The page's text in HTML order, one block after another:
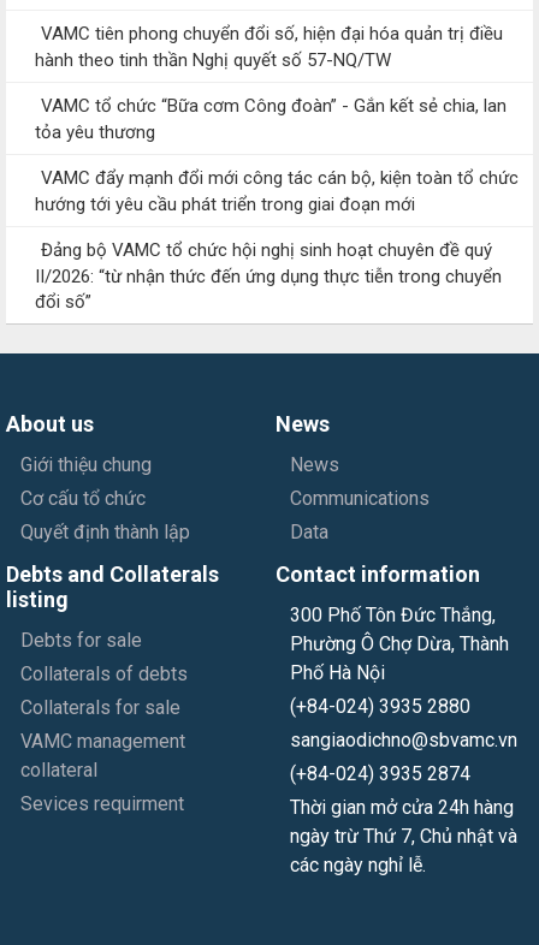
VAMC tiên phong chuyển đổi số, hiện đại hóa quản trị điều
hành theo tinh thần Nghị quyết số 57-NQ/TW
VAMC tổ chức “Bữa cơm Công đoàn” - Gắn kết sẻ chia, lan
tỏa yêu thương
VAMC đẩy mạnh đổi mới công tác cán bộ, kiện toàn tổ chức
hướng tới yêu cầu phát triển trong giai đoạn mới
Đảng bộ VAMC tổ chức hội nghị sinh hoạt chuyên đề quý
II/2026: “từ nhận thức đến ứng dụng thực tiễn trong chuyển
đổi số”
About us
Giới thiệu chung
Cơ cấu tổ chức
Quyết định thành lập
News
News
Communications
Data
Debts and Collaterals
listing
Debts for sale
Collaterals of debts
Collaterals for sale
VAMC management
collateral
Sevices requirment
Contact information
300 Phố Tôn Đức Thắng,
Phường Ô Chợ Dừa, Thành
Phố Hà Nội
(+84-024) 3935 2880
sangiaodichno@sbvamc.vn
(+84-024) 3935 2874
Thời gian mở cửa 24h hàng
ngày trừ Thứ 7, Chủ nhật và
các ngày nghỉ lễ.